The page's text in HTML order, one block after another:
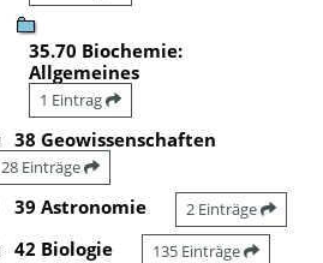
35.70 Biochemie:
Allgemeines
1 Eintrag
38 Geowissenschaften
28 Einträge
39 Astronomie 2 Einträge
42 Biologie 135 Einträge